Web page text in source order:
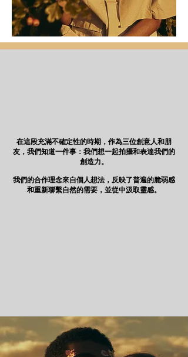
在這段充滿不確定性的時期，作為三位創意人和朋
友，我們知道一件事：我們想一起拍攝和表達我們的
創造力。
我們的合作理念來自個人想法，反映了普遍的脆弱感
和重新聯繫自然的需要，並從中汲取靈感。